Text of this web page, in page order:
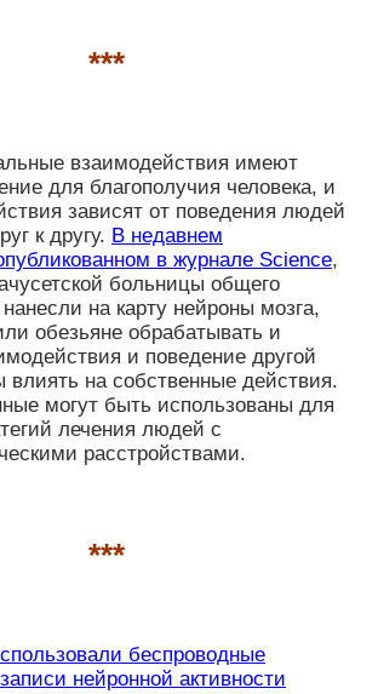
***
взаимодействия имеют
для благополучия человека, и
зависят от поведения людей
к другу. В недавнем
в журнале Science,
больницы общего
на карту нейроны мозга,
обезьяне обрабатывать и
и поведение другой
влиять на собственные действия.
могут быть использованы для
лечения людей с
расстройствами.
***
беспроводные
нейронной активности